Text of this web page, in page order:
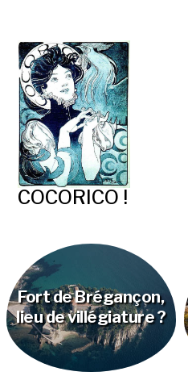
COCORICO !
Fort de Brégançon,
lieu de villégiature ?